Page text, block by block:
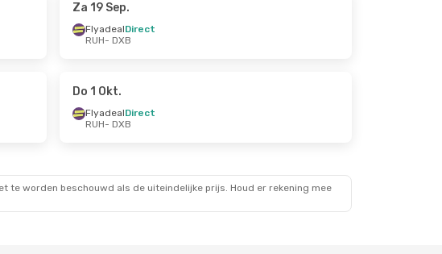
Za 19 Sep.
FlyadealDirect
RUH- DXB
Do 1 Okt.
FlyadealDirect
RUH- DXB
te worden beschouwd als de uiteindelijke prijs. Houd er rekening mee